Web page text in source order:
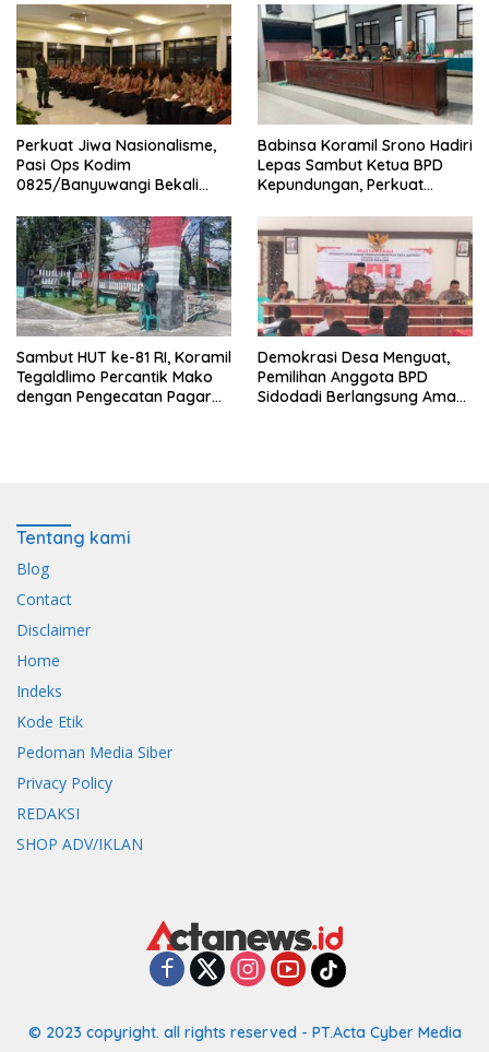
Generasi Disiplin dan Berjiwa
Nasionalis
Perkuat Jiwa Nasionalisme,
Pasi Ops Kodim
0825/Banyuwangi Bekali
dengan Wawasan
Kebangsaan
Babinsa Koramil Srono Hadiri
Lepas Sambut Ketua BPD
Kepundungan, Perkuat
Sambut HUT ke-81 RI, Koramil
Tegaldlimo Percantik Mako
dengan Pengecatan Pagar
Demokrasi Desa Menguat,
Pemilihan Anggota BPD
Sidodadi Berlangsung Aman
Tentang kami
Blog
Contact
Disclaimer
Home
Indeks
Kode Etik
Pedoman Media Siber
Privacy Policy
REDAKSI
SHOP ADV/IKLAN
© 2023 copyright. all rights reserved - PT.Acta Cyber Media